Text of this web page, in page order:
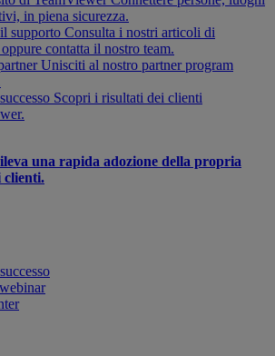
in piena sicurezza.
supporto Consulta i nostri articoli di
contatta il nostro team.
Unisciti al nostro partner program
Scopri i risultati dei clienti
una rapida adozione della propria
clienti.